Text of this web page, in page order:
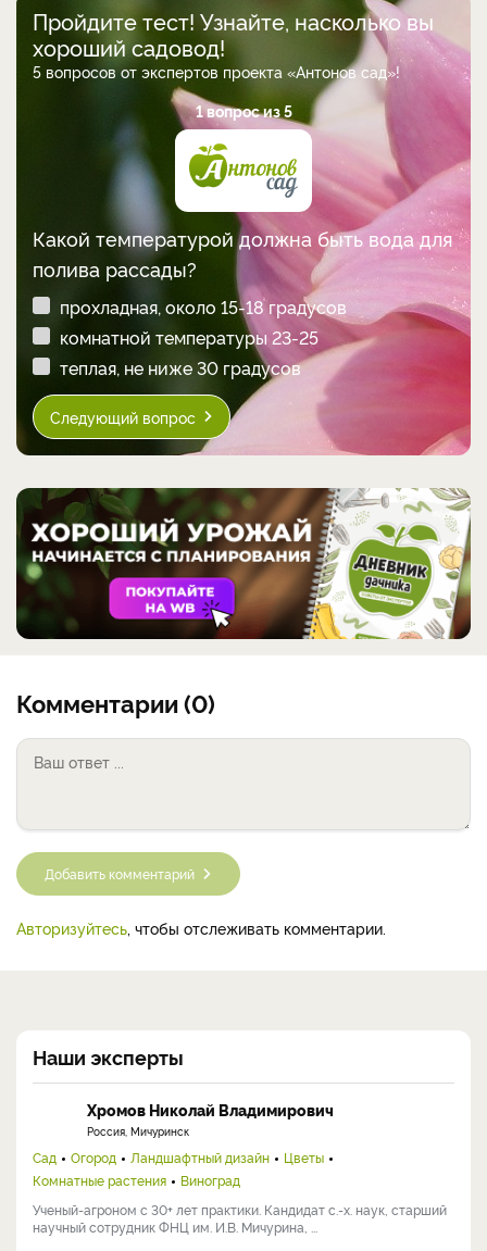
Пройдите тест! Узнайте, насколько вы
хороший садовод!
5 вопросов от экспертов проекта «Антонов сад»!
1 вопрос из 5
Какой температурой должна быть вода для
полива рассады?
прохладная, около 15-18 градусов
комнатной температуры 23-25
теплая, не ниже 30 градусов
Следующий вопрос
Комментарии (0)
Добавить комментарий
Авторизуйтесь, чтобы отслеживать комментарии.
Наши эксперты
Хромов Николай Владимирович
Россия, Мичуринск
Сад Огород Ландшафтный дизайн
Цветы
Комнатные растения
Виноград
Ученый-агроном с 30+ лет практики. Кандидат с.-х. наук, старший
научный сотрудник ФНЦ им. И.В. Мичурина, ...